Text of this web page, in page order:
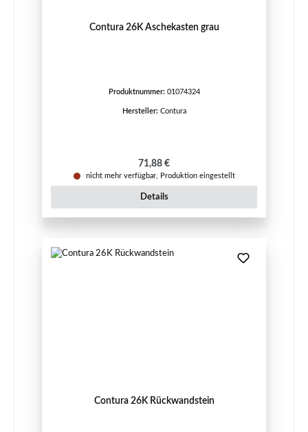
Contura 26K Aschekasten grau
Produktnummer: 01074324
Hersteller: Contura
Regulärer Preis:
71,88 €
nicht mehr verfügbar, Produktion eingestellt
Details
Contura 26K Rückwandstein